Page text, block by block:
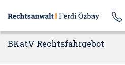
BKatV Rechtsfahrgebot